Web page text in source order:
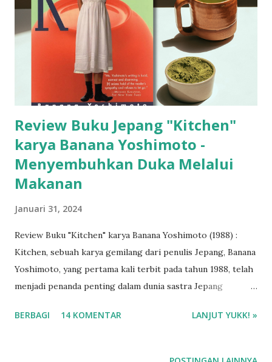
Review Buku Jepang "Kitchen"
karya Banana Yoshimoto -
Menyembuhkan Duka Melalui
Makanan
Januari 31, 2024
Review Buku "Kitchen" karya Banana Yoshimoto (1988) :
Kitchen, sebuah karya gemilang dari penulis Jepang, Banana
Yoshimoto, yang pertama kali terbit pada tahun 1988, telah
menjadi penanda penting dalam dunia sastra Jepang
kehidupan sehari-hari, dan keajaiban seputar dapur, Banana
BERBAGI 14 KOMENTAR LANJUT YUKK! »